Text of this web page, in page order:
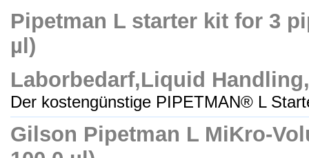
Pipetman L starter kit for 3
µl)
Laborbedarf,Liquid
Der kostengünstige PIPETMAN® L
Gilson Pipetman L MiKro-